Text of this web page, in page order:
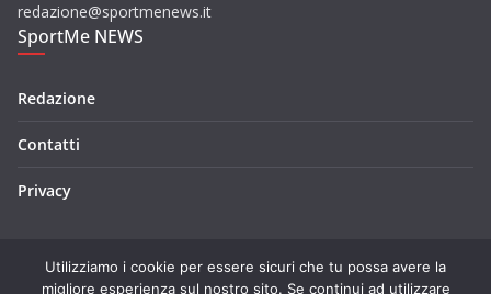
redazione@sportmenews.it
SportMe NEWS
Redazione
Contatti
Privacy
Utilizziamo i cookie per essere sicuri che tu possa avere la
migliore esperienza sul nostro sito. Se continui ad utilizzare